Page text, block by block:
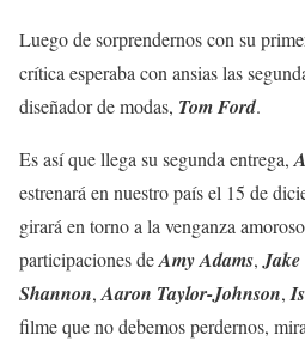
Luego de sorprendernos con su
crítica esperaba con ansias las
diseñador de modas, Tom Ford.
Es así que llega su segunda entrega,
estrenará en nuestro país el 15 de
girará en torno a la venganza
participaciones deAmy Adams,
Shannon, Aaron Taylor-Johnson,
filme que no debemos perdernos,